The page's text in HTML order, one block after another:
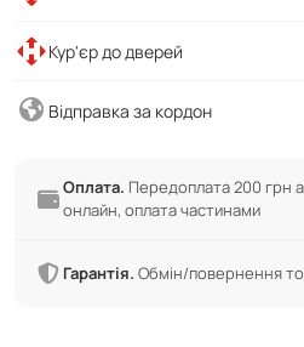
Кур'єр до дверей
Відправка за кордон
Оплата. Передоплата 200 грн
онлайн, оплата частинами
Гарантія. Обмін/повернення